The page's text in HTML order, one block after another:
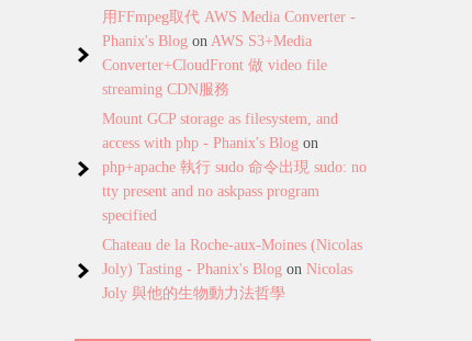
用FFmpeg取代 AWS Media Converter -
Phanix's Blog on AWS S3+Media
Converter+CloudFront 做 video file
streaming CDN服務
Mount GCP storage as filesystem, and
access with php - Phanix's Blog on
php+apache 執行 sudo 命令出現 sudo: no
tty present and no askpass program
specified
Chateau de la Roche-aux-Moines (Nicolas
Joly) Tasting - Phanix's Blog on Nicolas
Joly 與他的生物動力法哲學